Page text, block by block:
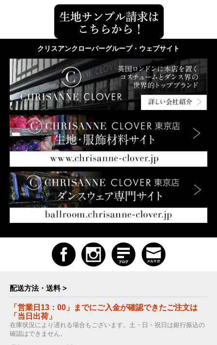
クリスアンクローバーグループ・ウェブサイト
配送方法・送料 >
「営業日13：00」までにご入金が確認できたご注文は
「当日出荷」
在庫状況により遅れる場合もございます。土・日・祝日は銀行振込の
確認はできません。